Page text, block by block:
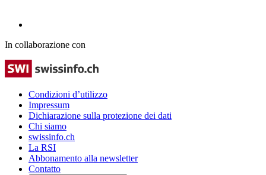
In collaborazione con
Condizioni d’utilizzo
Impressum
Dichiarazione sulla protezione dei dati
Chi siamo
swissinfo.ch
La RSI
Abbonamento alla newsletter
Contatto